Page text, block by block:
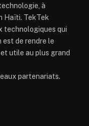
à
Haïti. TekTek
technologiques qui
est de rendre le
utile au plus grand
partenariats.